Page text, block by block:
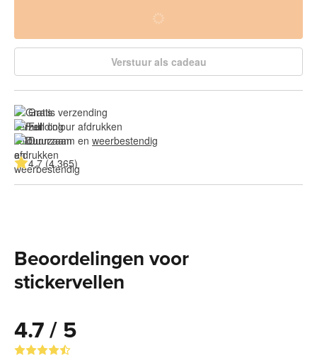
Verstuur als cadeau
Gratis verzending
Full colour afdrukken
Duurzaam en weerbestendig
4.7 (4.365)
Beoordelingen voor
stickervellen
4.7 / 5